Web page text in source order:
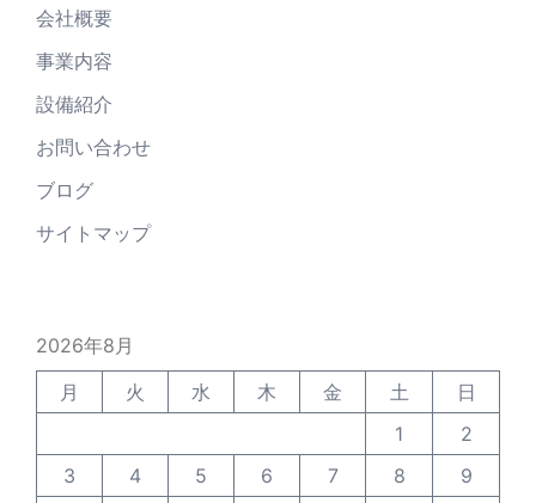
会社概要
事業内容
設備紹介
お問い合わせ
ブログ
サイトマップ
2026年8月
月
火 水 木 金 土
日
1
2
3
4 5 6 7 8
9